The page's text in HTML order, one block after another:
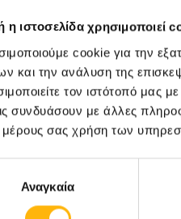
η ιστοσελίδα χρησιμοποιεί
cookie για την
και την ανάλυση της
τον ιστότοπό μας
συνδυάσουν με άλλες
σας χρήση των
Αναγκαία